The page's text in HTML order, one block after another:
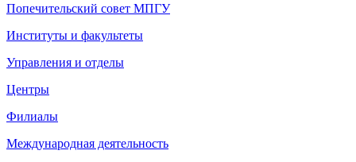
Попечительский совет МПГУ
Институты и факультеты
Управления и отделы
Центры
Филиалы
Международная деятельность